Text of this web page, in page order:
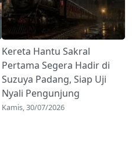
Kereta Hantu Sakral
Pertama Segera Hadir di
Suzuya Padang, Siap Uji
Nyali Pengunjung
Kamis, 30/07/2026